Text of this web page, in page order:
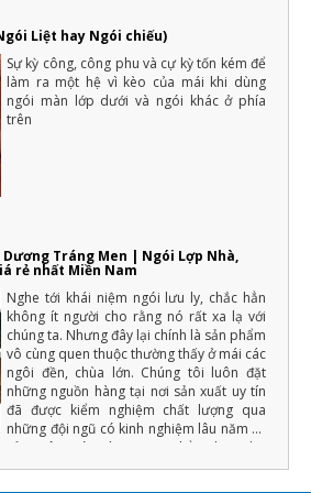
Liệt hay Ngói chiếu)
Sự kỳ công, công phu và cự kỳ tốn kém để
làm ra một hệ vì kèo của mái khi dùng
ngói màn lớp dưới và ngói khác ở phía
trên
Tráng Men | Ngói Lợp Nhà,
rẻ nhất Miền Nam
Nghe tới khái niệm ngói lưu ly, chắc hẳn
không ít người cho rằng nó rất xa lạ với
chúng ta. Nhưng đây lại chính là sản phẩm
vô cùng quen thuộc thường thấy ở mái các
ngôi đền, chùa lớn. Chúng tôi luôn đặt
những nguồn hàng tại nơi sản xuất uy tín
đã được kiểm nghiệm chất lượng qua
những đội ngũ có kinh nghiệm lâu năm về
sản xuât ngói tráng men (Chẳng hạn như
màu men phải đồng đều, chất lượng cốt